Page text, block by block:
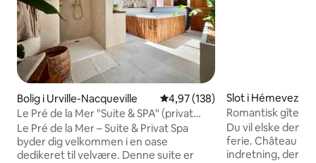
Bolig i Urville-Nacqueville 4,97 ud af 5 i gennemsnitlig
4,97 (138)
Le Pré de la Mer "Suite & SPA" (privat
jacuzzi)
Le Pré de la Mer – Suite & Privat Spa
byder dig velkommen i en oase
dedikeret til velvære. Denne suite er
Slot i Hémevez
Romantisk gîte
Du vil elske
ferie. Château d'
indretning, der